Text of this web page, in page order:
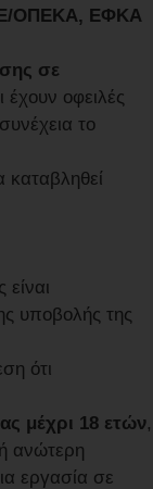
ΟΠΕΚΑ, ΕΦΚΑ
σε
οφειλές
το
καταβληθεί
είναι
υποβολής της
ότι
μέχρι 18 ετών,
ανώτερη
εργασία σε